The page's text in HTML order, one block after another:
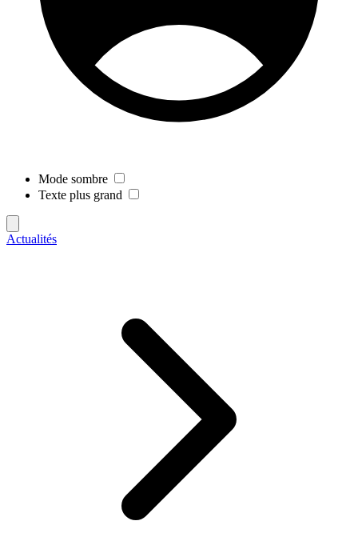
Mode sombre
Texte plus grand
Actualités